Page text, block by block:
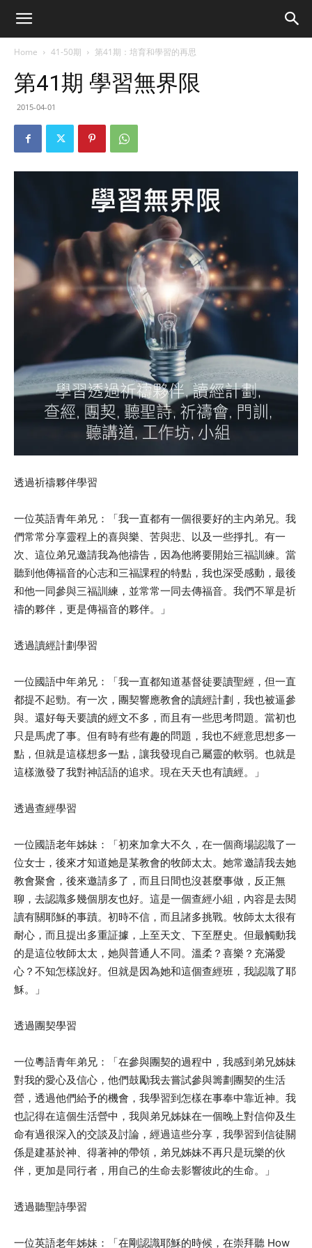
Home 41-50期 第41期：培育和學習的再思
第41期 學習無界限
2015-04-01
透過祈禱夥伴學習
一位英語青年弟兄：「我一直都有一個很要好的主內弟兄。我
們常常分享靈程上的喜與樂、苦與悲、以及一些掙扎。有一
次、這位弟兄邀請我為他禱告，因為他將要開始三福訓練。當
聽到他傳福音的心志和三福課程的特點，我也深受感動，最後
和他一同參與三福訓練，並常常一同去傳福音。我們不單是祈
禱的夥伴，更是傳福音的夥伴。」
透過讀經計劃學習
一位國語中年弟兄：「我一直都知道基督徒要讀聖經，但一直
都提不起勁。有一次，團契響應教會的讀經計劃，我也被逼參
與。還好每天要讀的經文不多，而且有一些思考問題。當初也
只是馬虎了事。但有時有些有趣的問題，我也不經意思想多一
點，但就是這樣想多一點，讓我發現自己屬靈的軟弱。也就是
這樣激發了我對神話語的追求。現在天天也有讀經。」
透過查經學習
一位國語老年姊妹：「初來加拿大不久，在一個商場認識了一
位女士，後來才知道她是某教會的牧師太太。她常邀請我去她
教會聚會，後來邀請多了，而且日間也沒甚麼事做，反正無
聊，去認識多幾個朋友也好。這是一個查經小組，內容是去閱
讀有關耶穌的事蹟。初時不信，而且諸多挑戰。牧師太太很有
耐心，而且提出多重証據，上至天文、下至歷史。但最觸動我
的是這位牧師太太，她與普通人不同。溫柔？喜樂？充滿愛
心？不知怎樣說好。但就是因為她和這個查經班，我認識了耶
穌。」
透過團契學習
一位粵語青年弟兄：「在參與團契的過程中，我感到弟兄姊妹
對我的愛心及信心，他們鼓勵我去嘗試參與籌劃團契的生活
營，透過他們給予的機會，我學習到怎樣在事奉中靠近神。我
也記得在這個生活營中，我與弟兄姊妹在一個晚上對信仰及生
命有過很深入的交談及討論，經過這些分享，我學習到信徒關
係是建基於神、得著神的帶領，弟兄姊妹不再只是玩樂的伙
伴，更加是同行者，用自己的生命去影響彼此的生命。」
透過聽聖詩學習
一位英語老年姊妹：「在剛認識耶穌的時候，在崇拜聽 How